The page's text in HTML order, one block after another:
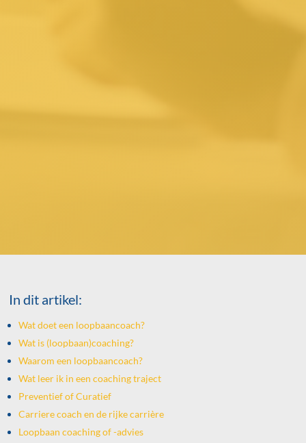
In dit artikel:
Wat doet een loopbaancoach?
Wat is (loopbaan)coaching?
Waarom een loopbaancoach?
Wat leer ik in een coaching traject
Preventief of Curatief
Carriere coach en de rijke carrière
Loopbaan coaching of -advies